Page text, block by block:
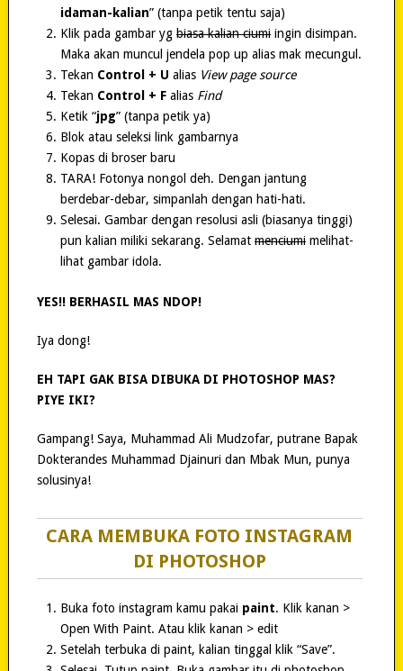
idaman-kalian” (tanpa petik tentu saja)
Klik pada gambar ygbiasa kalian ciumiingin disimpan.
Maka akan muncul jendela pop up alias mak mecungul.
Tekan Control + U alias View page source
Tekan Control + F alias Find
Ketik “jpg” (tanpa petik ya)
Blok atau seleksi link gambarnya
Kopas di broser baru
TARA! Fotonya nongol deh. Dengan jantung
berdebar-debar, simpanlah dengan hati-hati.
Selesai. Gambar dengan resolusi asli (biasanya tinggi)
pun kalian miliki sekarang. Selamatmenciumimelihat-
lihat gambar idola.
YES!! BERHASIL MAS NDOP!
Iya dong!
EH TAPI GAK BISA DIBUKA DI PHOTOSHOP MAS?
PIYE IKI?
Gampang! Saya, Muhammad Ali Mudzofar, putrane Bapak
Dokterandes Muhammad Djainuri dan Mbak Mun, punya
solusinya!
CARA MEMBUKA FOTO INSTAGRAM
DI PHOTOSHOP
Buka foto instagram kamu pakai paint. Klik kanan >
Open With Paint. Atau klik kanan > edit
Setelah terbuka di paint, kalian tinggal klik “Save”.